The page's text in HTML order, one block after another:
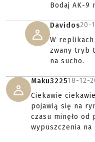
Bodaj AK-9
Davidos20-
W replikach
zwany tryb
na sucho.
Maku322518-12-
Ciekawie
pojawią się na
czasu minęło od
wypuszczenia na